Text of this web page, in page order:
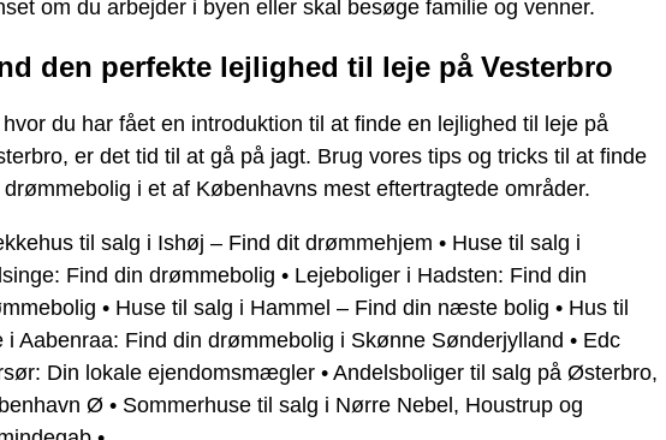
om du arbejder i byen eller skal besøge familie og venner.
den perfekte lejlighed til leje på Vesterbro
hvor du har fået en introduktion til at finde en lejlighed til leje på
er det tid til at gå på jagt. Brug vores tips og tricks til at finde
drømmebolig i et af Københavns mest eftertragtede områder.
til salg i Ishøj – Find dit drømmehjem • Huse til salg i
Find din drømmebolig • Lejeboliger i Hadsten: Find din
• Huse til salg i Hammel – Find din næste bolig • Hus til
i Aabenraa: Find din drømmebolig i Skønne Sønderjylland • Edc
Din lokale ejendomsmægler • Andelsboliger til salg på Østerbro,
Ø • Sommerhuse til salg i Nørre Nebel, Houstrup og